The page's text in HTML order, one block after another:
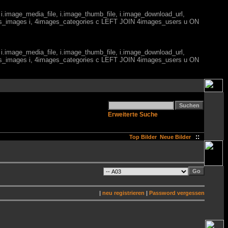
i.image_thumb_file, i.image_download_url,
i, 4images_categories c LEFT JOIN 4images_users u ON
i.image_thumb_file, i.image_download_url,
i, 4images_categories c LEFT JOIN 4images_users u ON
Erweiterte Suche
Top Bilder Neue Bilder ::
| neu registrieren | Password vergessen